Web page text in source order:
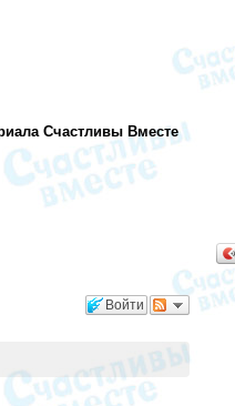
Счастливы Вместе
Войти